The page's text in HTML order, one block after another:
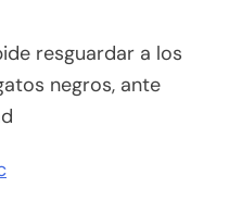
resguardar a los
negros, ante